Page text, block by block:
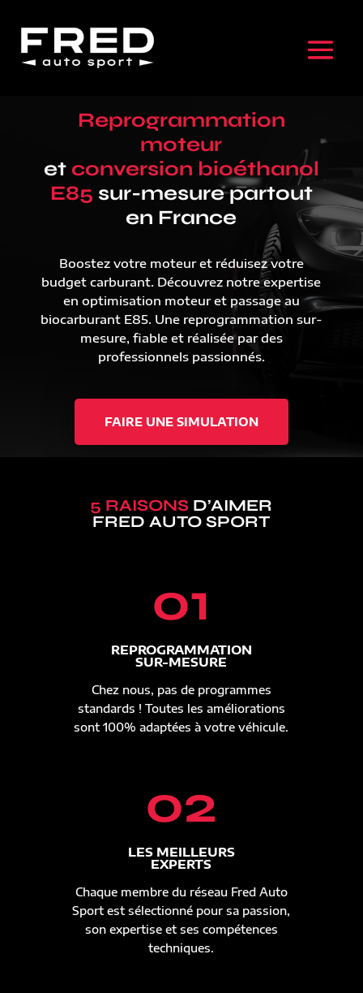
Reprogrammation
moteur
et conversion bioéthanol
E85 sur-mesure partout
en France
Boostez votre moteur et réduisez votre
budget carburant. Découvrez notre expertise
en optimisation moteur et passage au
biocarburant E85. Une reprogrammation sur-
mesure, fiable et réalisée par des
professionnels passionnés.
FAIRE UNE SIMULATION
5 RAISONS D’AIMER
FRED AUTO SPORT
01
REPROGRAMMATION
SUR-MESURE
Chez nous, pas de programmes
standards ! Toutes les améliorations
sont 100% adaptées à votre véhicule.
02
LES MEILLEURS
EXPERTS
Chaque membre du réseau Fred Auto
Sport est sélectionné pour sa passion,
son expertise et ses compétences
techniques.